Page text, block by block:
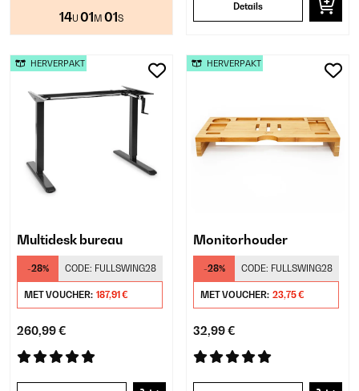
14U 01 M 00S
Details
Multidesk bureau
-28% CODE: FULLSWING28
MET VOUCHER: 187,91 €
260,99 €
HERVERPAKT
Monitorhouder
-28% CODE: FULLSWING28
MET VOUCHER: 23,75 €
32,99 €
HERVERPAKT